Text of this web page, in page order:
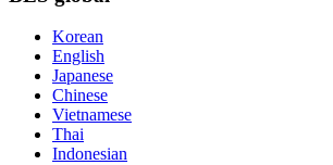
Korean
English
Japanese
Chinese
Vietnamese
Thai
Indonesian